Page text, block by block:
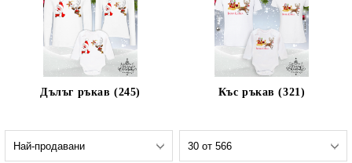
Дълъг ръкав (245) Къс ръкав (321)